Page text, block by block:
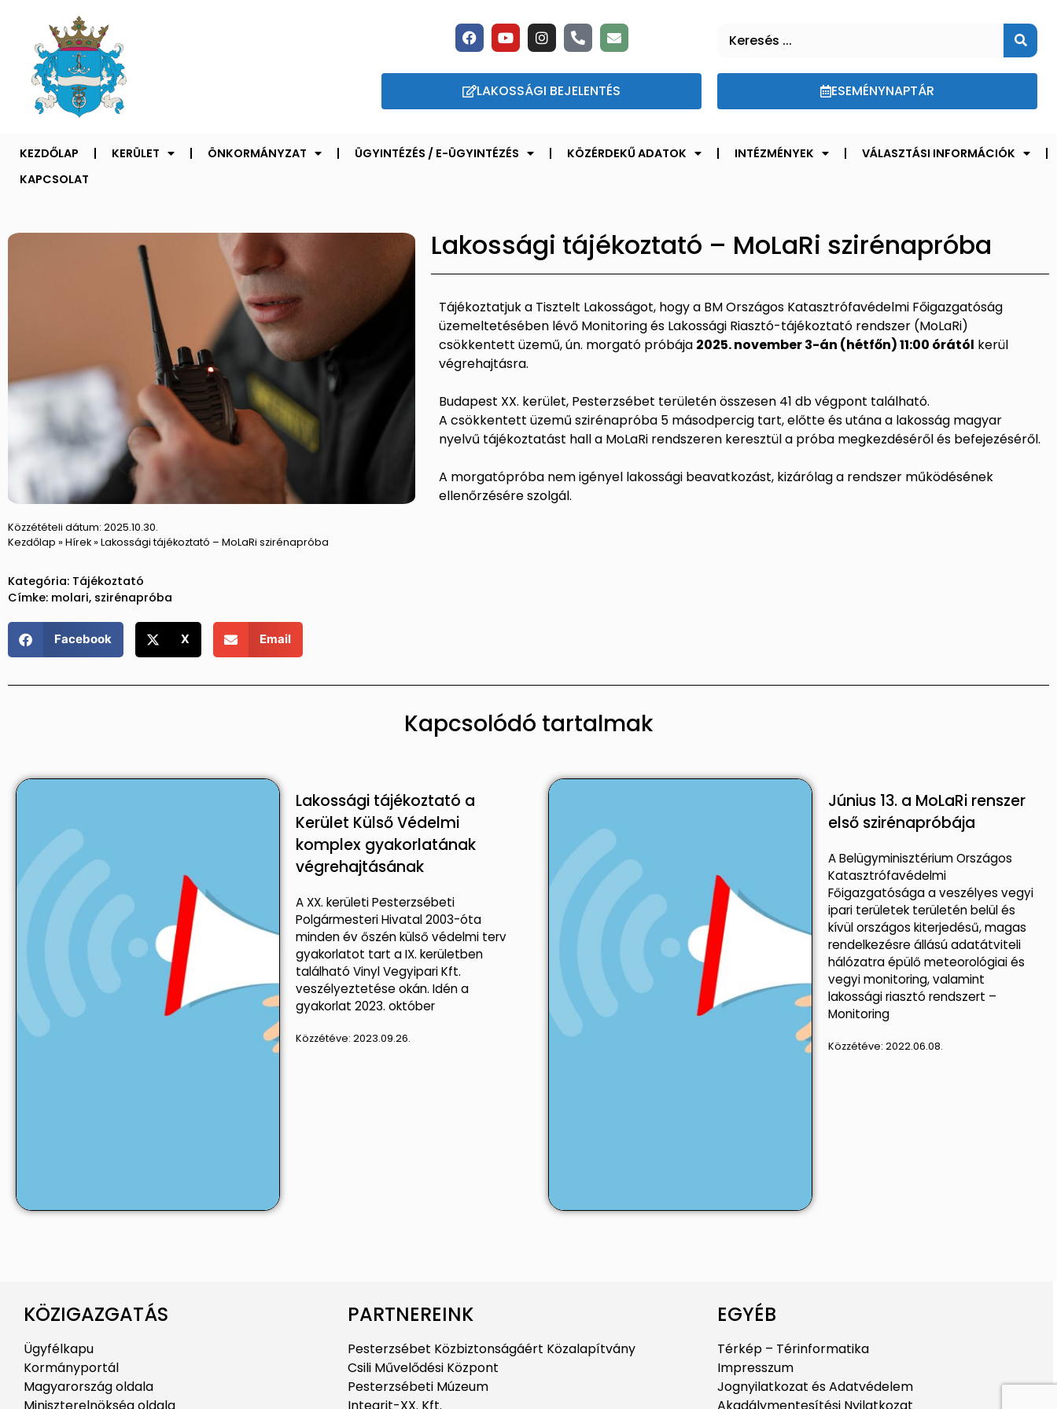
LAKOSSÁGI BEJELENTÉS ESEMÉNYNAPTÁR
KEZDŐLAP KERÜLET ÖNKORMÁNYZAT ÜGYINTÉZÉS / E-ÜGYINTÉZÉS KÖZÉRDEKŰ ADATOK INTÉZMÉNYEK
VÁLASZTÁSI INFORMÁCIÓK
KAPCSOLAT
Közzétételi dátum: 2025.10.30.
Kezdőlap » Hírek» Lakossági tájékoztató – MoLaRi szirénapróba
Kategória: Tájékoztató
Címke: molari, szirénapróba
Facebook X Email
Lakossági tájékoztató – MoLaRi szirénapróba
Tájékoztatjuk a Tisztelt Lakosságot, hogy a BM Országos Katasztrófavédelmi Főigazgatóság
üzemeltetésében lévő Monitoring és Lakossági Riasztó-tájékoztató rendszer (MoLaRi)
csökkentett üzemű, ún. morgató próbája 2025. november 3-án (hétfőn) 11:00 órától kerül
végrehajtásra.
Budapest XX. kerület, Pesterzsébet területén összesen 41 db végpont található.
A csökkentett üzemű szirénapróba 5 másodpercig tart, előtte és utána a lakosság magyar
nyelvű tájékoztatást hall a MoLaRi rendszeren keresztül a próba megkezdéséről és befejezéséről.
A morgatópróba nem igényel lakossági beavatkozást, kizárólag a rendszer működésének
ellenőrzésére szolgál.
Kapcsolódó tartalmak
Lakossági tájékoztató a
Kerület Külső Védelmi
komplex gyakorlatának
végrehajtásának
A XX. kerületi Pesterzsébeti
Polgármesteri Hivatal 2003-óta
minden év őszén külső védelmi terv
gyakorlatot tart a IX. kerületben
található Vinyl Vegyipari Kft.
veszélyeztetése okán. Idén a
gyakorlat 2023. október
Közzétéve: 2023.09.26.
Június 13. a MoLaRi renszer
első szirénapróbája
A Belügyminisztérium Országos
Katasztrófavédelmi
Főigazgatósága a veszélyes vegyi
ipari területek területén belül és
kívül országos kiterjedésű, magas
rendelkezésre állású adatátviteli
hálózatra épülő meteorológiai és
vegyi monitoring, valamint
lakossági riasztó rendszert –
Monitoring
Közzétéve: 2022.06.08.
KÖZIGAZGATÁS
Ügyfélkapu
Kormányportál
Magyarország oldala
PARTNEREINK
Pesterzsébet Közbiztonságáért Közalapítvány
Csili Művelődési Központ
Pesterzsébeti Múzeum
EGYÉB
Térkép – Térinformatika
Impresszum
Jognyilatkozat és Adatvédelem